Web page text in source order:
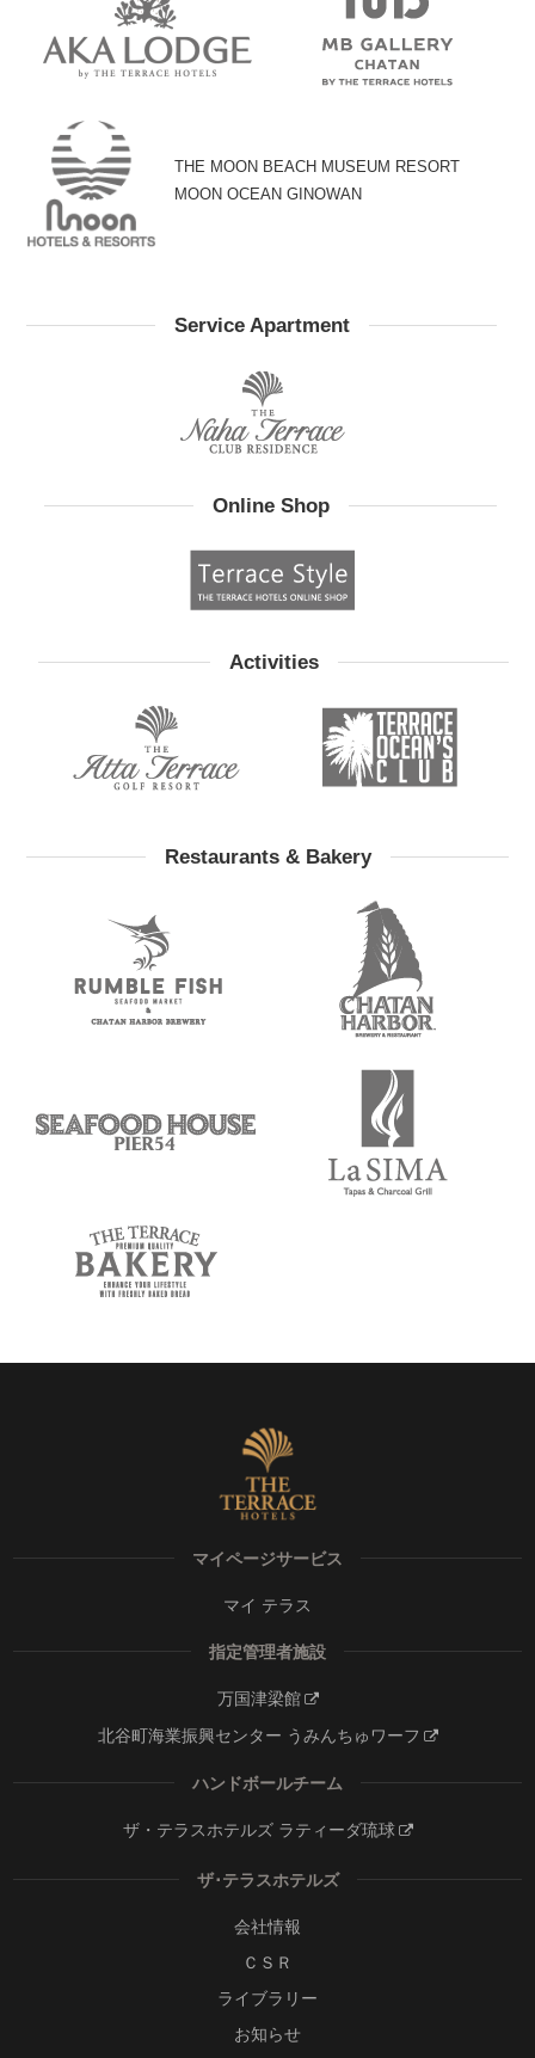
THE MOON BEACH MUSEUM RESORT
MOON OCEAN GINOWAN
Service Apartment
Online Shop
Activities
Restaurants & Bakery
マイページサービス
マイ テラス
指定管理者施設
万国津梁館
北谷町海業振興センター うみんちゅワーフ
ハンドボールチーム
ザ・テラスホテルズ ラティーダ琉球
ザ･テラスホテルズ
会社情報
ＣＳＲ
ライブラリー
お知らせ